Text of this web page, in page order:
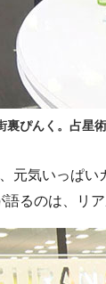
裏ぴんく。占星
元気いっぱい
語るのは、リ